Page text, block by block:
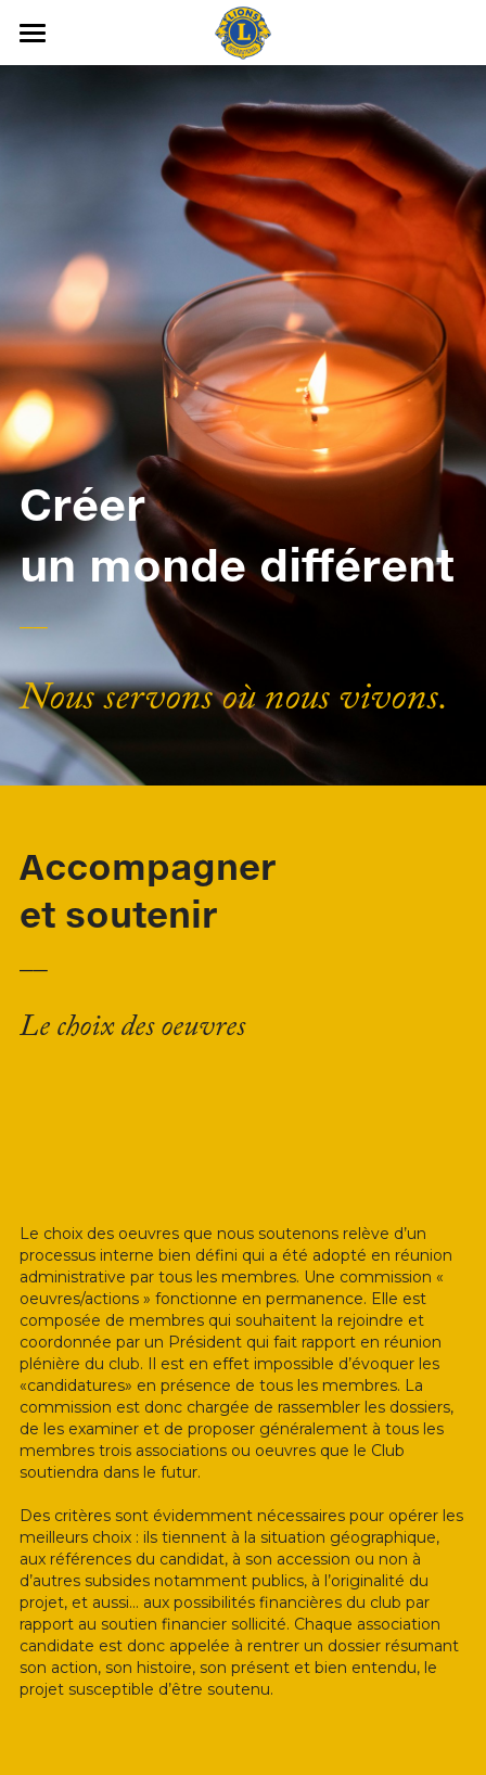
Lions Club
Projets soutenus
Contact
Souvenirs
Members only
Créer
un monde différent
__
Nous servons où nous vivons.
Accompagner
et soutenir
Le choix des oeuvres
Le choix des oeuvres que nous soutenons relève d’un
processus interne bien défini qui a été adopté en réunion
administrative par tous les membres. Une commission «
oeuvres/actions » fonctionne en permanence. Elle est
composée de membres qui souhaitent la rejoindre et
coordonnée par un Président qui fait rapport en réunion
plénière du club. Il est en effet impossible d’évoquer les
«candidatures» en présence de tous les membres. La
commission est donc chargée de rassembler les dossiers,
de les examiner et de proposer généralement à tous les
membres trois associations ou oeuvres que le Club
soutiendra dans le futur.
Des critères sont évidemment nécessaires pour opérer les
meilleurs choix : ils tiennent à la situation géographique,
aux références du candidat, à son accession ou non à
d’autres subsides notamment publics, à l’originalité du
projet, et aussi… aux possibilités financières du club par
rapport au soutien financier sollicité. Chaque association
candidate est donc appelée à rentrer un dossier résumant
son action, son histoire, son présent et bien entendu, le
projet susceptible d’être soutenu.